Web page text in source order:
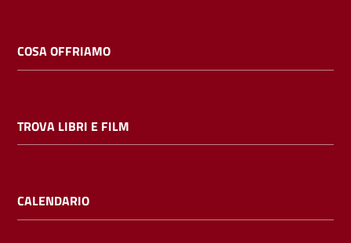
COSA OFFRIAMO
TROVA LIBRI E FILM
CALENDARIO